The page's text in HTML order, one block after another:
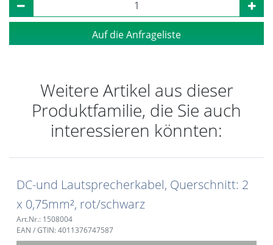
Auf die Anfrageliste
Weitere Artikel aus dieser
Produktfamilie, die Sie auch
interessieren könnten:
DC-und Lautsprecherkabel, Querschnitt: 2
x 0,75mm², rot/schwarz
Art.Nr.: 1508004
EAN / GTIN: 4011376747587